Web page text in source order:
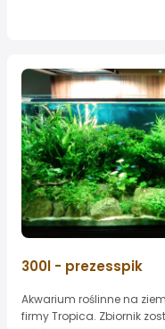
300l - prezesspik
Akwarium roślinne na
firmy Tropica. Zbiornik